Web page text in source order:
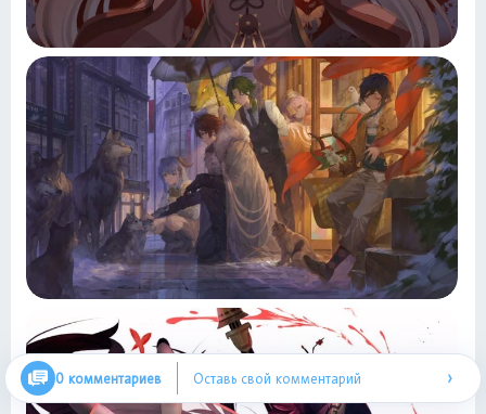
0 комментариев Оставь свой комментарий ›